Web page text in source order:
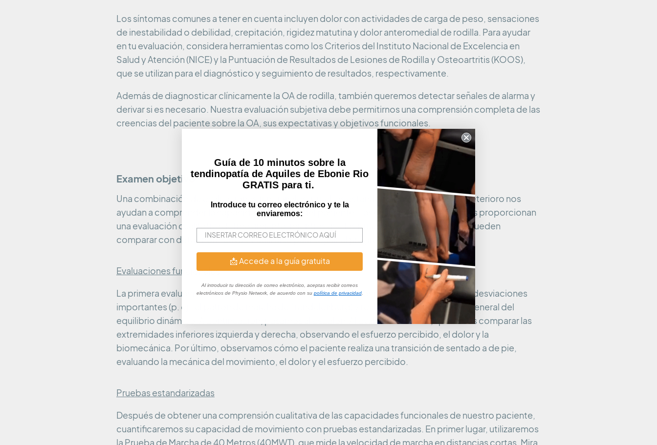
Los síntomas comunes a tener en cuenta incluyen dolor con actividades de carga de peso, sensaciones
de inestabilidad o debilidad, crepitación, rigidez matutina y dolor anteromedial de rodilla. Para ayudar
en tu evaluación, considera herramientas como los Criterios del Instituto Nacional de Excelencia en
Salud y Atención (NICE) y la Puntuación de Resultados de Lesiones de Rodilla y Osteoartritis (KOOS),
que se utilizan para el diagnóstico y seguimiento de resultados, respectivamente.
Además de diagnosticar clínicamente la OA de rodilla, también queremos detectar señales de alarma y
derivar si es necesario. Nuestra evaluación subjetiva debe permitirnos una comprensión completa de las
creencias del paciente sobre la OA, sus expectativas y objetivos funcionales.
Examen objetivo
Una combinación de evaluaciones funcionales, pruebas estandarizadas y pruebas de deterioro nos
ayudan a comprender la capacidad funcional del paciente. Las evaluaciones funcionales proporcionan
una evaluación cualitativa del movimiento, mientras que las pruebas estandarizadas se pueden
comparar con datos normativos y utilizarse para seguir el progreso del paciente.
Evaluaciones funcionales
La primera evaluación funcional a observar es la marcha del paciente, donde buscamos desviaciones
importantes (p. ej., el patrón de marcha de Trendelenburg) y realizamos una evaluación general del
equilibrio dinámico. A continuación, pasamos al escalón. Al evaluar el escalón, queremos comparar las
extremidades inferiores izquierda y derecha, observando el esfuerzo percibido, el dolor y la
biomecánica. Por último, observamos cómo el paciente realiza una transición de sentado a de pie,
evaluando la mecánica del movimiento, el dolor y el esfuerzo percibido.
Pruebas estandarizadas
Después de obtener una comprensión cualitativa de las capacidades funcionales de nuestro paciente,
cuantificaremos su capacidad de movimiento con pruebas estandarizadas. En primer lugar, utilizaremos
la Prueba de Marcha de 40 Metros (40MWT), que mide la velocidad de marcha en distancias cortas. Mira
Guía de 10 minutos sobre la
tendinopatía de Aquiles de Ebonie Rio
GRATIS para ti.
Introduce tu correo electrónico y te la
enviaremos:
📩 Accede a la guía gratuita
Al introducir tu dirección de correo electrónico, aceptas recibir correos
electrónicos de Physio Network, de acuerdo con su política de privacidad.